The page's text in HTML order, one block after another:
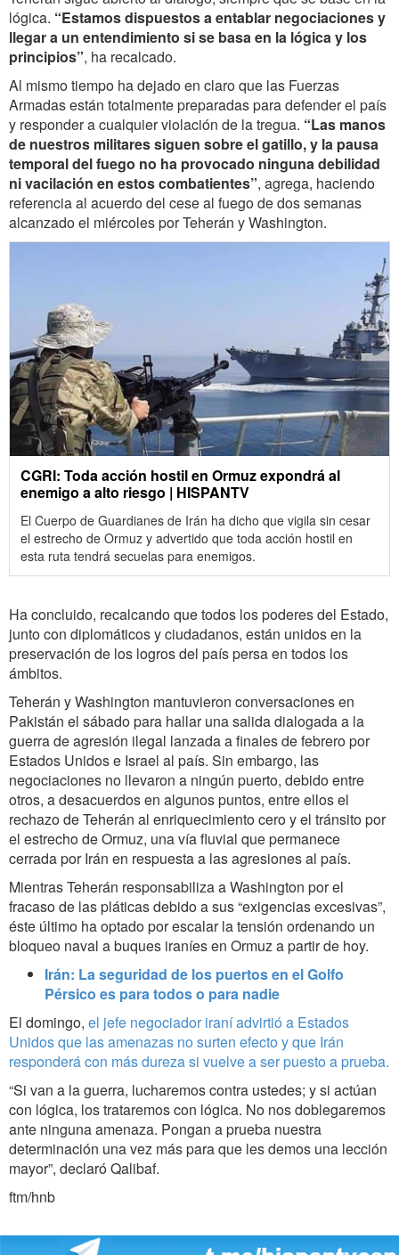
lógica. “Estamos dispuestos a entablar negociaciones y
llegar a un entendimiento si se basa en la lógica y los
principios”, ha recalcado.
Al mismo tiempo ha dejado en claro que las Fuerzas
Armadas están totalmente preparadas para defender el país
y responder a cualquier violación de la tregua. “Las manos
de nuestros militares siguen sobre el gatillo, y la pausa
temporal del fuego no ha provocado ninguna debilidad
ni vacilación en estos combatientes”, agrega, haciendo
referencia al acuerdo del cese al fuego de dos semanas
alcanzado el miércoles por Teherán y Washington.
CGRI: Toda acción hostil en Ormuz expondrá al
enemigo a alto riesgo | HISPANTV
El Cuerpo de Guardianes de Irán ha dicho que vigila sin cesar
el estrecho de Ormuz y advertido que toda acción hostil en
esta ruta tendrá secuelas para enemigos.
Ha concluido, recalcando que todos los poderes del Estado,
junto con diplomáticos y ciudadanos, están unidos en la
preservación de los logros del país persa en todos los
ámbitos.
Teherán y Washington mantuvieron conversaciones en
Pakistán el sábado para hallar una salida dialogada a la
guerra de agresión ilegal lanzada a finales de febrero por
Estados Unidos e Israel al país. Sin embargo, las
negociaciones no llevaron a ningún puerto, debido entre
otros, a desacuerdos en algunos puntos, entre ellos el
rechazo de Teherán al enriquecimiento cero y el tránsito por
el estrecho de Ormuz, una vía fluvial que permanece
cerrada por Irán en respuesta a las agresiones al país.
Mientras Teherán responsabiliza a Washington por el
fracaso de las pláticas debido a sus “exigencias excesivas”,
éste último ha optado por escalar la tensión ordenando un
bloqueo naval a buques iraníes en Ormuz a partir de hoy.
Irán: La seguridad de los puertos en el Golfo
Pérsico es para todos o para nadie
El domingo, el jefe negociador iraní advirtió a Estados
Unidos que las amenazas no surten efecto y que Irán
responderá con más dureza si vuelve a ser puesto a prueba.
“Si van a la guerra, lucharemos contra ustedes; y si actúan
con lógica, los trataremos con lógica. No nos doblegaremos
ante ninguna amenaza. Pongan a prueba nuestra
determinación una vez más para que les demos una lección
mayor”, declaró Qalibaf.
ftm/hnb